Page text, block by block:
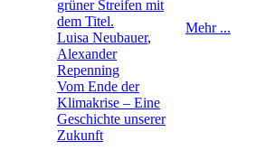
Luisa Neubauer,
Alexander
Repenning
Vom Ende der
Klimakrise – Eine
Geschichte unserer
Zukunft
Mehr ...